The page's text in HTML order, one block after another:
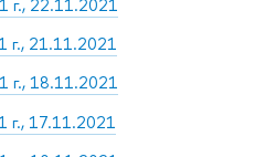
г., 22.11.2021
г., 21.11.2021
г., 18.11.2021
17.11.2021